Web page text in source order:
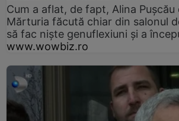
Cum a aflat, de fapt, Alina Pușcău
Mărturia făcută chiar din salonul
să fac niște genuflexiuni și a
www.wowbiz.ro